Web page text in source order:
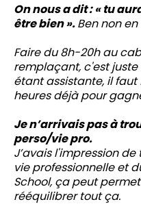
On nous a dit : « tu
être bien ».Ben non
Faire du 8h-20h au
remplaçant, c'est
étant assistante, il
heures déjà pour
Je n’arrivais pas à
perso/vie pro.
J’avais l'impression
vie professionnelle et
School, ça peut
rééquilibrer tout ça.